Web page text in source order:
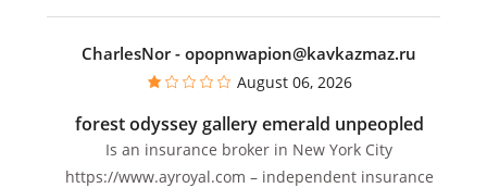
CharlesNor- opopnwapion@kavkazmaz.ru
August 06, 2026
forest odyssey gallery emerald unpeopled
Is an insurance broker in New York City
https://www.ayroyal.com – independent insurance